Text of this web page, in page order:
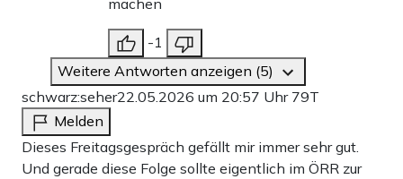
-1
Weitere Antworten anzeigen (5)
schwarz:seher22.05.2026 um 20:57 Uhr 79T
Melden
Dieses Freitagsgespräch gefällt mir immer sehr gut.
Und gerade diese Folge sollte eigentlich im ÖRR zur